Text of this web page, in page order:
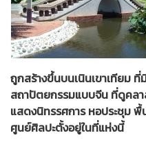
ถูกสร้างขึ้นบนเนินเขาเทียม
สถาปัตยกรรมแบบจีน ที่ดูคล
แสดงนิทรรศการ หอประชุม
ศูนย์ศิลปะตั้งอยู่ในที่แห่งนี้